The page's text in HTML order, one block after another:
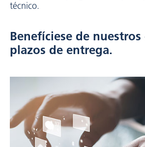
técnico.
Benefíciese de nuestros
plazos de entrega.